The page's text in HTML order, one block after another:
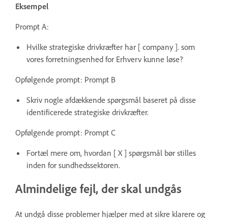
Eksempel
Prompt A:
Hvilke strategiske drivkræfter har [ company ]. som
vores forretningsenhed for Erhverv kunne løse?
Opfølgende prompt: Prompt B
Skriv nogle afdækkende spørgsmål baseret på disse
identificerede strategiske drivkræfter.
Opfølgende prompt: Prompt C
Fortæl mere om, hvordan [ X ] spørgsmål bør stilles
inden for sundhedssektoren.
Almindelige fejl, der skal undgås
At undgå disse problemer hjælper med at sikre klarere og